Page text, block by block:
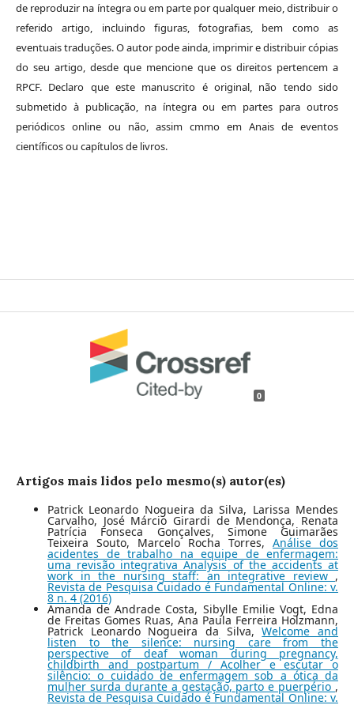
de reproduzir na íntegra ou em parte por qualquer meio, distribuir o
referido artigo, incluindo figuras, fotografias, bem como as
eventuais traduções. O autor pode ainda, imprimir e distribuir cópias
do seu artigo, desde que mencione que os direitos pertencem a
RPCF. Declaro que este manuscrito é original, não tendo sido
submetido à publicação, na íntegra ou em partes para outros
periódicos online ou não, assim cmmo em Anais de eventos
científicos ou capítulos de livros.
0
Artigos mais lidos pelo mesmo(s) autor(es)
Patrick Leonardo Nogueira da Silva, Larissa Mendes
Carvalho, José Márcio Girardi de Mendonça, Renata
Patrícia Fonseca Gonçalves, Simone Guimarães
Teixeira Souto, Marcelo Rocha Torres, Análise dos
acidentes de trabalho na equipe de enfermagem:
uma revisão integrativa Analysis of the accidents at
work in the nursing staff: an integrative review ,
Revista de Pesquisa Cuidado é Fundamental Online: v.
8 n. 4 (2016)
Amanda de Andrade Costa, Sibylle Emilie Vogt, Edna
de Freitas Gomes Ruas, Ana Paula Ferreira Holzmann,
Patrick Leonardo Nogueira da Silva,Welcome and
listen to the silence: nursing care from the
perspective of deaf woman during pregnancy,
childbirth and postpartum / Acolher e escutar o
silêncio: o cuidado de enfermagem sob a ótica da
mulher surda durante a gestação, parto e puerpério ,
Revista de Pesquisa Cuidado é Fundamental Online: v.